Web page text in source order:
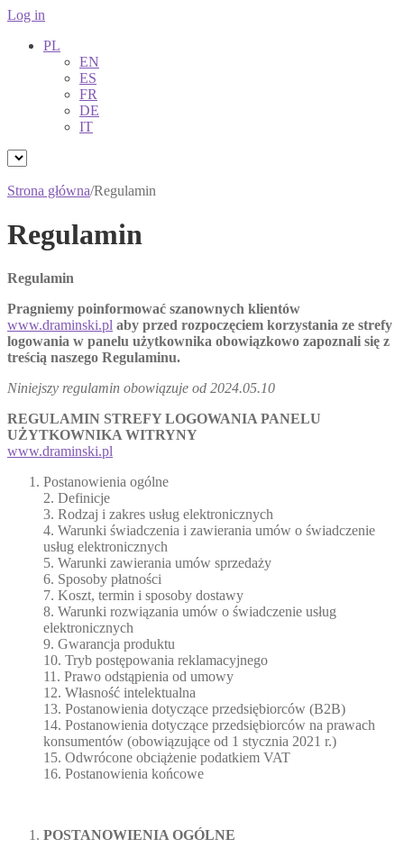
Log in
PL
EN
ES
FR
DE
IT
Strona główna/Regulamin
Regulamin
Regulamin
Pragniemy poinformować szanownych klientów
www.draminski.pl aby przed rozpoczęciem korzystania ze strefy
logowania w panelu użytkownika obowiązkowo zapoznali się z
treścią naszego Regulaminu.
Niniejszy regulamin obowiązuje od 2024.05.10
REGULAMIN STREFY LOGOWANIA PANELU
UŻYTKOWNIKA WITRYNY
www.draminski.pl
Postanowienia ogólne
2. Definicje
3. Rodzaj i zakres usług elektronicznych
4. Warunki świadczenia i zawierania umów o świadczenie
usług elektronicznych
5. Warunki zawierania umów sprzedaży
6. Sposoby płatności
7. Koszt, termin i sposoby dostawy
8. Warunki rozwiązania umów o świadczenie usług
elektronicznych
9. Gwarancja produktu
10. Tryb postępowania reklamacyjnego
11. Prawo odstąpienia od umowy
12. Własność intelektualna
13. Postanowienia dotyczące przedsiębiorców (B2B)
14. Postanowienia dotyczące przedsiębiorców na prawach
konsumentów (obowiązujące od 1 stycznia 2021 r.)
15. Odwrócone obciążenie podatkiem VAT
16. Postanowienia końcowe
POSTANOWIENIA OGÓLNE